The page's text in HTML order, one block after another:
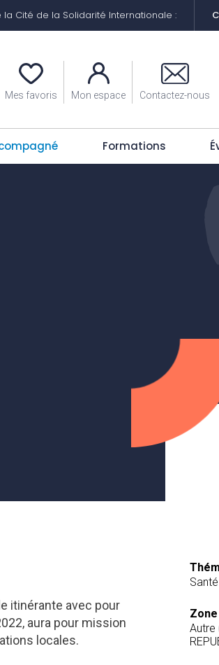
Cité de la Solidarité Internationale :
Mes favoris Mon espace Contactez-nous
Formations
itinérante avec pour
aura pour mission
locales.
Santé
Autre